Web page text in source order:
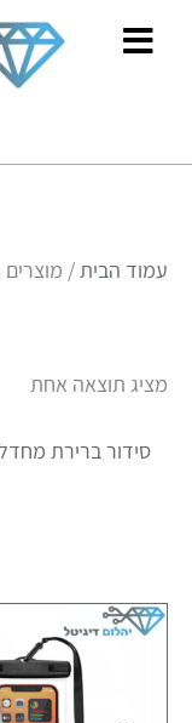
לתוכן
עמוד הבית/ מוצרים
מציג תוצאה אחת